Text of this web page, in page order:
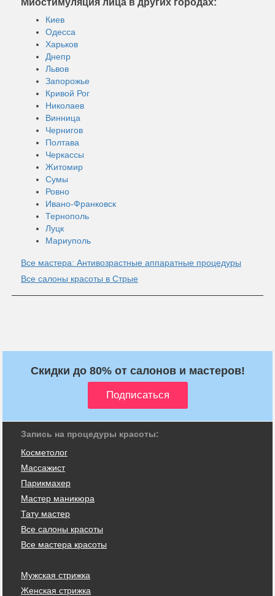
Киев
Одесса
Харьков
Днепр
Львов
Запорожье
Кривой Рог
Николаев
Винница
Чернигов
Полтава
Черкассы
Житомир
Сумы
Ровно
Ивано-Франковск
Тернополь
Луцк
Мариуполь
Все мастера: Антивозрастные аппаратные процедуры
Все салоны красоты в Стрые
Скидки до 80% от салонов и мастеров!
Запись на процедуры красоты:
Косметолог
Массажист
Парикмахер
Мастер маникюра
Тату мастер
Все салоны красоты
Все мастера красоты
Мужская стрижка
Женская стрижка